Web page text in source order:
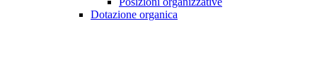
Dotazione organica